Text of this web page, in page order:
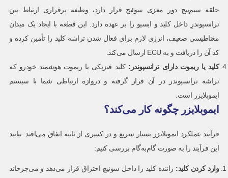
حلقه سیم‌پیچ دور مغزی سوئیچ قرار دارد، وظیفه برقراری ارتباط بین
ترانسپوندرِ داخل کلید و ایسیو را بر عهده دارد. این قطعه با ایجاد یک میدان
مغناطیسی ضعیف، انرژی لازم برای فعال شدن تراشه کلید را تأمین کرده و
کد آن را دریافت و به ECU ارسال می‌کند.
کلید یا ریموت دارای ترانسپوندر : کلید فیزیکی یا ریموت هوشمند خودرو که
تراشه ترانسپوندر در آن قرار گرفته و دروازه ارتباطی شما با سیستم
ایموبلایزر است.
ایموبلایزر چگونه کار می‌کند؟
فرآیند عملکرد ایموبلایزر بسیار سریع و در کسری از ثانیه اتفاق می‌افتد. بیایید
این فرآیند را به صورت گام‌به‌گام بررسی کنیم:
وارد کردن کلید: راننده کلید را داخل سوئیچ احتراق قرار می‌دهد و می‌چرخاند